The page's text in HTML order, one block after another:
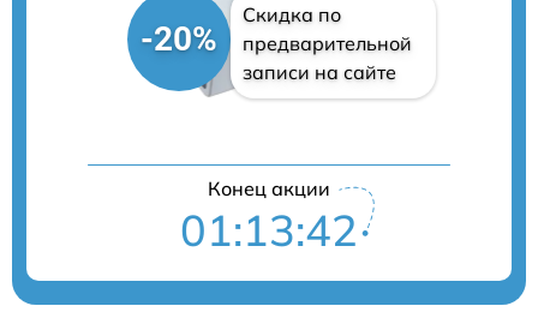
-20%
Скидка по
предварительной
записи на сайте
Конец акции
01:13:41